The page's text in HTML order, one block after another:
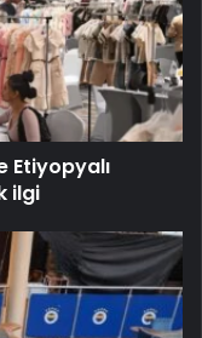
Etiyopyalı
ilgi